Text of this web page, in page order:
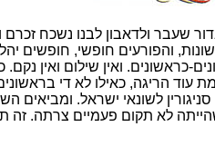
שעבר ולדאבון לבנו נשכח זכרם
והפורעים חופשי, חופשים
ואין שילום ואין נקם.
עוד הריגה, כאילו לא די
לשונאי ישראל. ומביאים
לא תקום פעמיים צרתה. זה